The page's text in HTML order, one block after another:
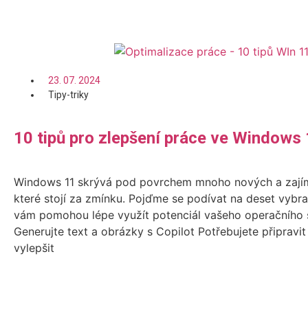
23. 07. 2024
Tipy-triky
10 tipů pro zlepšení práce ve Windows
Windows 11 skrývá pod povrchem mnoho nových a
které stojí za zmínku. Pojďme se podívat na deset
vám pomohou lépe využít potenciál vašeho operačního
Generujte text a obrázky s Copilot Potřebujete
vylepšit